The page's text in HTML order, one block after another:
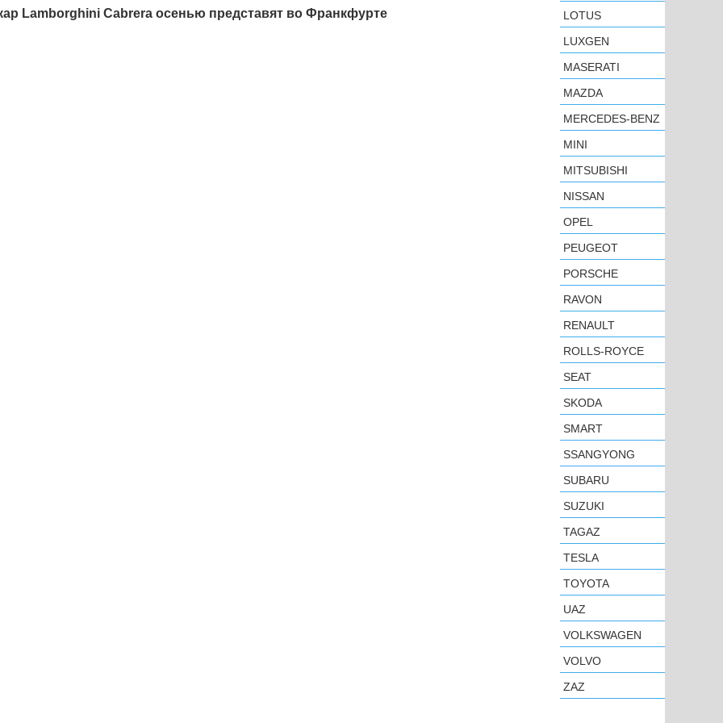
Lamborghini Cabrera осенью представят во Франкфурте
LOTUS
LUXGEN
MASERATI
MAZDA
MERCEDES-BENZ
MINI
MITSUBISHI
NISSAN
OPEL
PEUGEOT
PORSCHE
RAVON
RENAULT
ROLLS-ROYCE
SEAT
SKODA
SMART
SSANGYONG
SUBARU
SUZUKI
TAGAZ
TESLA
TOYOTA
UAZ
VOLKSWAGEN
VOLVO
ZAZ